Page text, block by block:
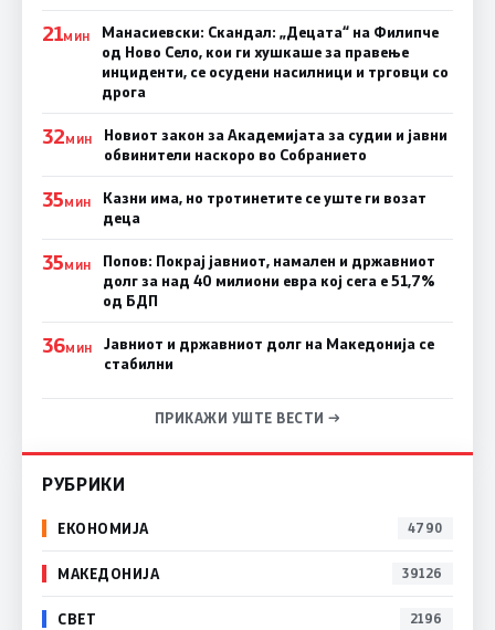
21МИН
Манасиевски: Скандал: „Децата“ на Филипче
од Ново Село, кои ги хушкаше за правење
инциденти, се осудени насилници и трговци со
дрога
32МИН
Новиот закон за Академијата за судии и јавни
обвинители наскоро во Собранието
35МИН
Казни има, но тротинетите се уште ги возат
деца
35МИН
Попов: Покрај јавниот, намален и државниот
долг за над 40 милиони евра кој сега е 51,7%
од БДП
36МИН
Јавниот и државниот долг на Македонија се
стабилни
ПРИКАЖИ УШТЕ ВЕСТИ →
РУБРИКИ
ЕКОНОМИЈА 4790
МАКЕДОНИЈА 39126
СВЕТ 2196